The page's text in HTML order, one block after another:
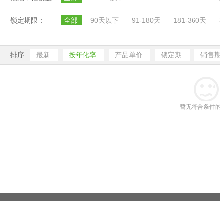
锁定期限： 全部 90天以下 91-180天 181-360天
排序: 最新 按年化率 产品单价 锁定期 销售
暂无符合条件